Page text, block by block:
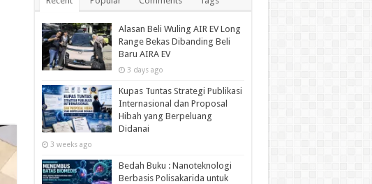
Alasan Beli Wuling AIR EV Long
Range Bekas Dibanding Beli
Baru AIRA EV
3 days ago
Kupas Tuntas Strategi Publikasi
Internasional dan Proposal
Hibah yang Berpeluang
Didanai
3 weeks ago
Bedah Buku : Nanoteknologi
Berbasis Polisakarida untuk